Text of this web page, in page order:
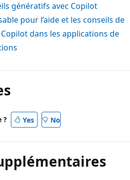
génératifs avec Copilot
pour l’aide et les conseils de
Copilot dans les applications de
? Yes No